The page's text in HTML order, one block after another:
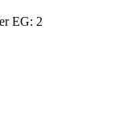
EG: 2